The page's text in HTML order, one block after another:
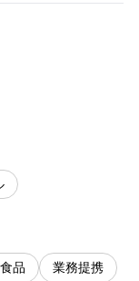
品 業務提携